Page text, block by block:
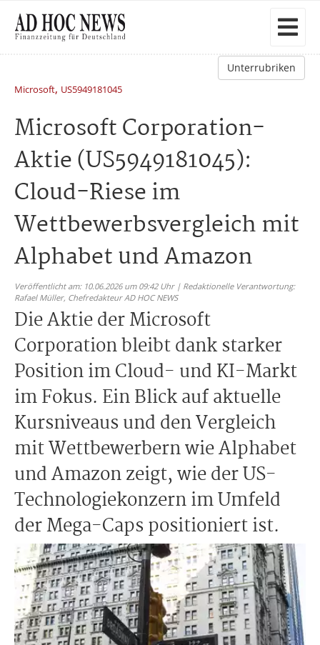
Unterrubriken
Microsoft, US5949181045
Microsoft Corporation-
Aktie (US5949181045):
Cloud-Riese im
Wettbewerbsvergleich mit
Alphabet und Amazon
Veröffentlicht am: 10.06.2026 um 09:42 Uhr | Redaktionelle Verantwortung:
Rafael Müller, Chefredakteur AD HOC NEWS
Die Aktie der Microsoft
Corporation bleibt dank starker
Position im Cloud- und KI-Markt
im Fokus. Ein Blick auf aktuelle
Kursniveaus und den Vergleich
mit Wettbewerbern wie Alphabet
und Amazon zeigt, wie der US-
Technologiekonzern im Umfeld
der Mega-Caps positioniert ist.